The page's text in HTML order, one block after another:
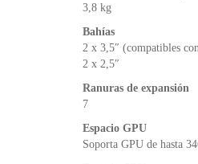
3,8 kg
Bahías
2 x 3,5″ (compatibles
2 x 2,5″
Ranuras de expansión
7
Espacio GPU
Soporta GPU de hasta